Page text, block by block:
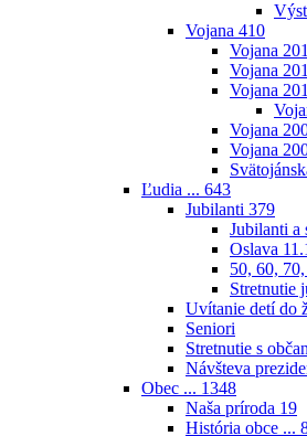
Vojana 410
Vojana
Vojana
Vojana
Vojana
Vojana
Ľudia ... 643
Jubilanti 379
Jubilanti a
Oslava
50, 60,
Stretnutie
Uvítanie detí do
Seniori
Stretnutie s
Návšteva
Obec ... 1348
Naša príroda 19
História obce ...